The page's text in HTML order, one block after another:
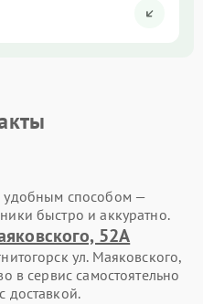
удобным способом —
быстро и аккуратно.
52А
ул. Маяковского,
в сервис самостоятельно
доставкой.